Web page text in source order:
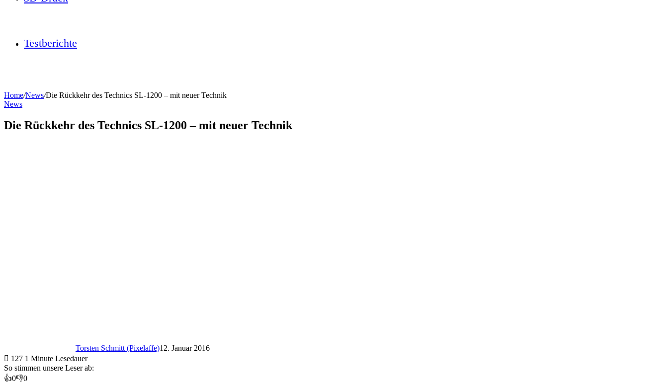
Testberichte
Home/News/Die Rückkehr des Technics SL-1200 – mit neuer Technik
News
Die Rückkehr des Technics SL-1200 – mit neuer Technik
Torsten Schmitt (Pixelaffe)12. Januar 2016
127 1 Minute Lesedauer
So stimmen unsere Leser ab:
👍0👎0